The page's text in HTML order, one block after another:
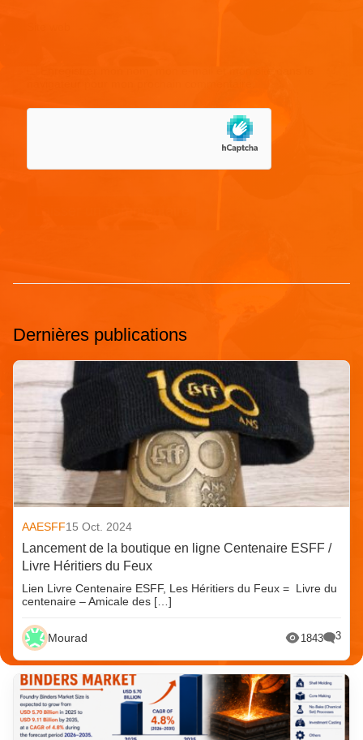
Dernières publications
AAESFF15 Oct. 2024
Lancement de la boutique en ligne Centenaire ESFF /
Livre Héritiers du Feux
Lien Livre Centenaire ESFF, Les Héritiers du Feux = Livre du
centenaire – Amicale des […]
Mourad 1843 3